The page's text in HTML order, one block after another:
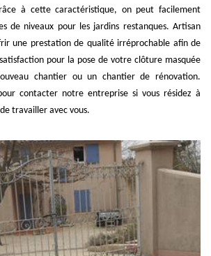
à cette caractéristique, on peut facilement
de niveaux pour les jardins restanques. Artisan
une prestation de qualité irréprochable afin de
pour la pose de votre clôture masquée
chantier ou un chantier de rénovation.
contacter notre entreprise si vous résidez à
travailler avec vous.